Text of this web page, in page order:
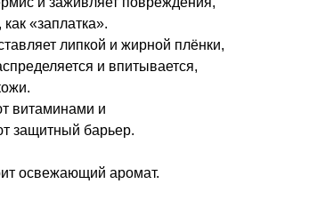
«заплатка».
липкой и жирной плёнки,
и впитывается,
витаминами и
защитный барьер.
освежающий аромат.